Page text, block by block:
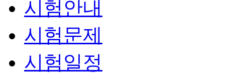
시험안내
시험문제
시험일정